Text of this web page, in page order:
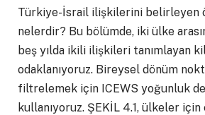
Türkiye-İsrail ilişkilerini belirleyen
nelerdir? Bu bölümde, iki ülke
beş yılda ikili ilişkileri tanımlayan
odaklanıyoruz. Bireysel dönüm
filtrelemek için ICEWS yoğunluk
kullanıyoruz. ŞEKİL 4.1, ülkeler için